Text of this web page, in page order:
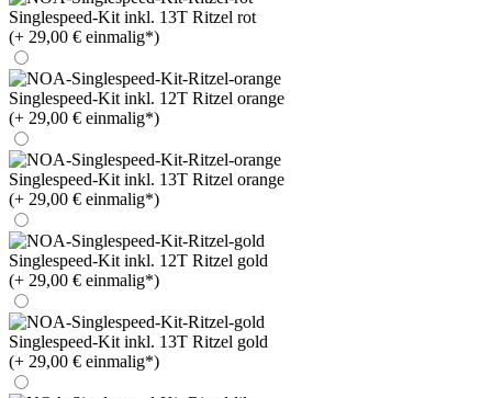
Singlespeed-Kit inkl. 13T Ritzel rot
(+ 29,00 € einmalig*)
Singlespeed-Kit inkl. 12T Ritzel orange
(+ 29,00 € einmalig*)
Singlespeed-Kit inkl. 13T Ritzel orange
(+ 29,00 € einmalig*)
Singlespeed-Kit inkl. 12T Ritzel gold
(+ 29,00 € einmalig*)
Singlespeed-Kit inkl. 13T Ritzel gold
(+ 29,00 € einmalig*)